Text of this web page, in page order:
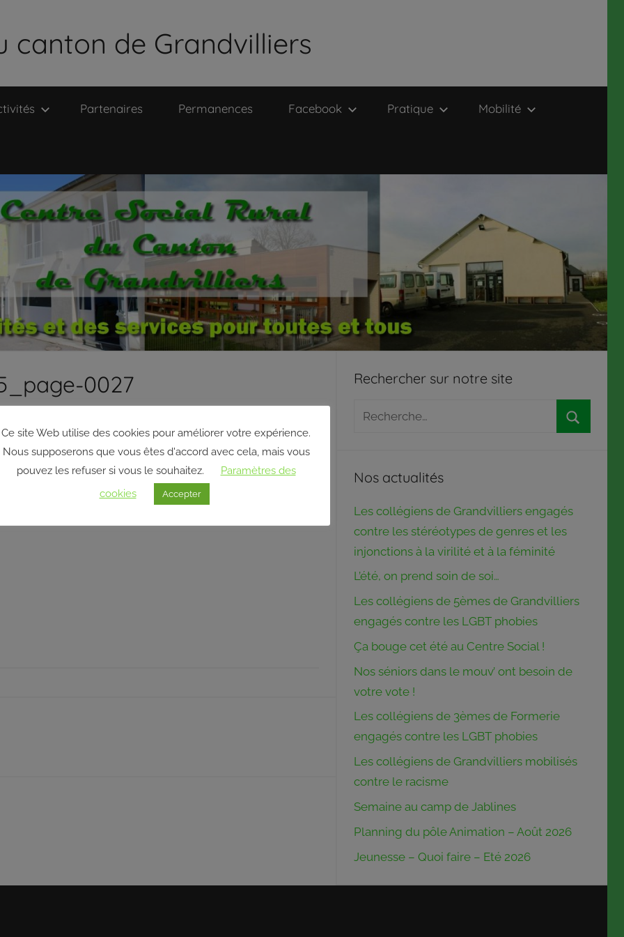
canton de Grandvilliers
Partenaires Permanences Facebook Pratique Mobilité
0027 Rechercher sur notre site
Recherche
Nos actualités
Les collégiens de Grandvilliers engagés
contre les stéréotypes de genres et les
injonctions à la virilité et à la féminité
L’été, on prend soin de soi…
Les collégiens de 5èmes de Grandvilliers
engagés contre les LGBT phobies
Ça bouge cet été au Centre Social !
Nos séniors dans le mouv’ ont besoin de
votre vote !
Les collégiens de 3èmes de Formerie
engagés contre les LGBT phobies
Les collégiens de Grandvilliers mobilisés
contre le racisme
Semaine au camp de Jablines
Planning du pôle Animation – Août 2026
Jeunesse – Quoi faire – Eté 2026
Ce site Web utilise des cookies pour améliorer votre expérience.
Nous supposerons que vous êtes d'accord avec cela, mais vous
pouvez les refuser si vous le souhaitez.
Paramètres des
cookies
Accepter